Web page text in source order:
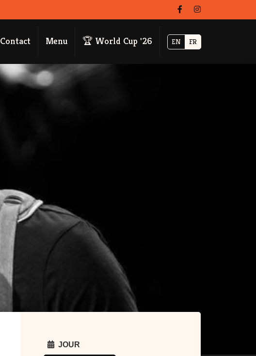
Contact Menu 🏆 World Cup '26 EN FR
JOUR